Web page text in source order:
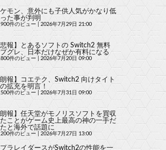
モン、意外にも子供人気がかなり低
た事が判明
件のビュー 2026年7月29日 21:00
悲報】とあるソフトの Switch2 無料
グレ、日本だけなぜか有料になる
件のビュー |2026年7月20日 09:00
朗報】コエテク、Switch2 向けタイト
拡充を明言！
件のビュー |2026年7月31日 09:00
朗報】任天堂がモノリスソフトを買収
たことがゲーム史上最高の神の一手だ
と海外で話題に
件のビュー|2026年7月27日 13:00
ラレイダースがSwitch2の性能を一